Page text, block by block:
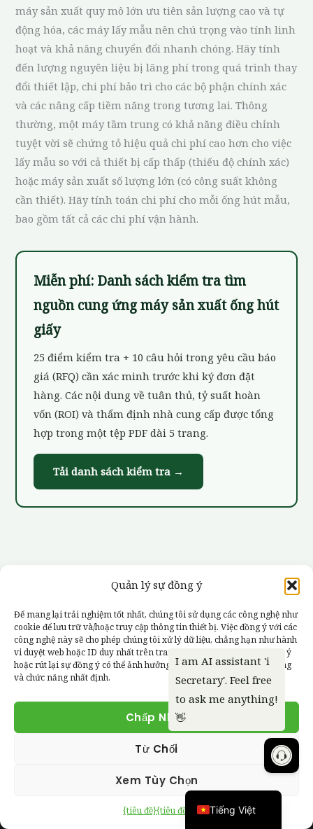
Quản lý sự đồng ý
Để mang lại trải nghiệm tốt nhất, chúng tôi sử dụng các công nghệ như
cookie để lưu trữ và/hoặc truy cập thông tin thiết bị. Việc đồng ý với các
công nghệ này sẽ cho phép chúng tôi xử lý dữ liệu, chẳng hạn như hành
vi duyệt web hoặc ID duy nhất trên trang web này. Việc không đồng ý
hoặc rút lại sự đồng ý có thể ảnh hưởng tiêu cực đến một số tính năng
và chức năng nhất định.
Chấp Nhận
Từ Chối
Xem Tùy Chọn
{tiêu đề}{tiêu đề}
máy sản xuất quy mô lớn ưu tiên sản lượng cao và tự
động hóa, các máy lấy mẫu nên chú trọng vào tính linh
hoạt và khả năng chuyển đổi nhanh chóng. Hãy tính
đến lượng nguyên liệu bị lãng phí trong quá trình thay
đổi thiết lập, chi phí bảo trì cho các bộ phận chính xác
và các nâng cấp tiềm năng trong tương lai. Thông
thường, một máy tầm trung có khả năng điều chỉnh
tuyệt vời sẽ chứng tỏ hiệu quả chi phí cao hơn cho việc
lấy mẫu so với cả thiết bị cấp thấp (thiếu độ chính xác)
hoặc máy sản xuất số lượng lớn (có công suất không
cần thiết). Hãy tính toán chi phí cho mỗi ống hút mẫu,
bao gồm tất cả các chi phí vận hành.
Miễn phí: Danh sách kiểm tra tìm
nguồn cung ứng máy sản xuất ống hút
giấy
25 điểm kiểm tra + 10 câu hỏi trong yêu cầu báo
giá (RFQ) cần xác minh trước khi ký đơn đặt
hàng. Các nội dung về tuân thủ, tỷ suất hoàn
vốn (ROI) và thẩm định nhà cung cấp được tổng
hợp trong một tệp PDF dài 5 trang.
Tải danh sách kiểm tra →
+886 6 652 7007
tw09090911@gmail.com
Tầng 5, Số 161, Đường Jiabei, Quận Jiali, Thành phố
Đài Nam 722001, Đài Loan (ROC)
Tiếng Việt